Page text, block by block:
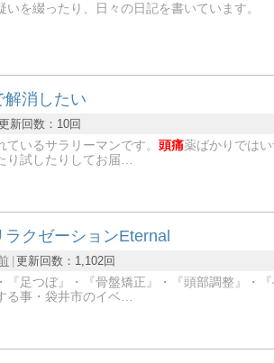
を綴ったり、日々の日記を書いています。
解消したい
新回数： 10回
ているサラリーマンです。 頭痛薬ばかりでは
り試したりしてお届…
クゼーションEternal
更新回数： 1,102回
『足つぼ』・『骨盤矯正』・『頭部調整』・
る事・袋井市のイベ…